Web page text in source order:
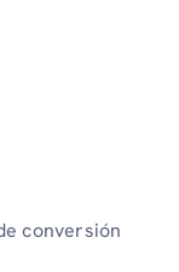
conversión